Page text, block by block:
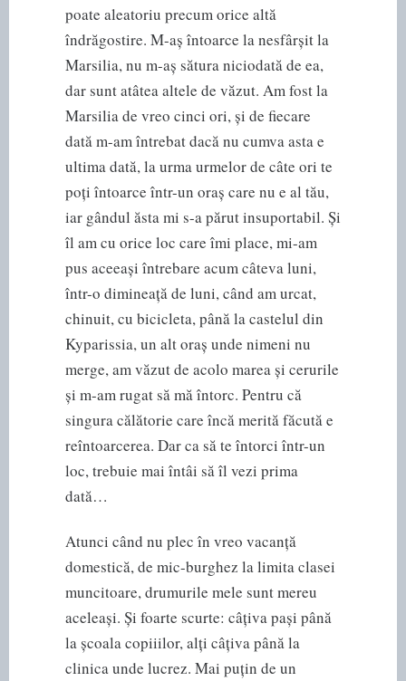
poate aleatoriu precum orice altă
îndrăgostire. M-aș întoarce la nesfârșit la
Marsilia, nu m-aș sătura niciodată de ea,
dar sunt atâtea altele de văzut. Am fost la
Marsilia de vreo cinci ori, și de fiecare
dată m-am întrebat dacă nu cumva asta e
ultima dată, la urma urmelor de câte ori te
poți întoarce într-un oraș care nu e al tău,
iar gândul ăsta mi s-a părut insuportabil. Și
îl am cu orice loc care îmi place, mi-am
pus aceeași întrebare acum câteva luni,
într-o dimineață de luni, când am urcat,
chinuit, cu bicicleta, până la castelul din
Kyparissia, un alt oraș unde nimeni nu
merge, am văzut de acolo marea și cerurile
și m-am rugat să mă întorc. Pentru că
singura călătorie care încă merită făcută e
reîntoarcerea. Dar ca să te întorci într-un
loc, trebuie mai întâi să îl vezi prima
dată…
Atunci când nu plec în vreo vacanță
domestică, de mic-burghez la limita clasei
muncitoare, drumurile mele sunt mereu
aceleași. Și foarte scurte: câțiva pași până
la școala copiiilor, alți câțiva până la
clinica unde lucrez. Mai puțin de un